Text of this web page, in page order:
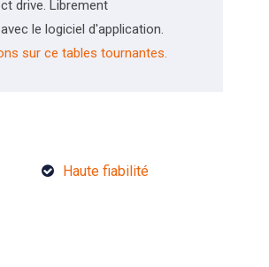
drive. Librement
le logiciel d'application.
sur ce tables tournantes.
Haute fiabilité